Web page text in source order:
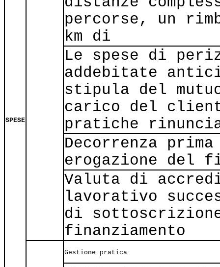
SPESE
percorse, un
km di
Le spese di
addebitate
stipula del
carico del
pratiche
Decorrenza
erogazione del
Valuta di
lavorativo
di
finanziamento
Gestione pratica